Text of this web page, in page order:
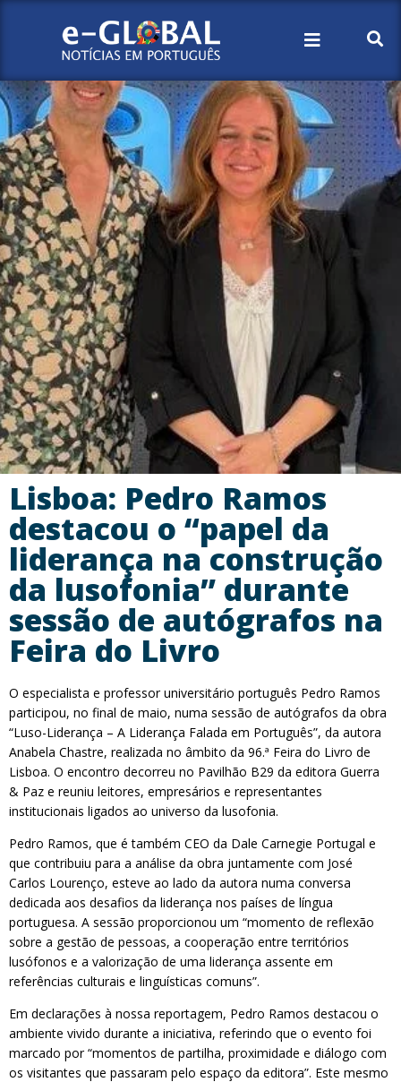
Lisboa: Pedro Ramos
destacou o “papel da
liderança na construção
da lusofonia” durante
sessão de autógrafos na
Feira do Livro
O especialista e professor universitário português Pedro Ramos
participou, no final de maio, numa sessão de autógrafos da obra
“Luso-Liderança – A Liderança Falada em Português”, da autora
Anabela Chastre, realizada no âmbito da 96.ª Feira do Livro de
Lisboa. O encontro decorreu no Pavilhão B29 da editora Guerra
& Paz e reuniu leitores, empresários e representantes
institucionais ligados ao universo da lusofonia.
Pedro Ramos, que é também CEO da Dale Carnegie Portugal e
que contribuiu para a análise da obra juntamente com José
Carlos Lourenço, esteve ao lado da autora numa conversa
dedicada aos desafios da liderança nos países de língua
portuguesa. A sessão proporcionou um “momento de reflexão
sobre a gestão de pessoas, a cooperação entre territórios
lusófonos e a valorização de uma liderança assente em
referências culturais e linguísticas comuns”.
Em declarações à nossa reportagem, Pedro Ramos destacou o
ambiente vivido durante a iniciativa, referindo que o evento foi
marcado por “momentos de partilha, proximidade e diálogo com
os visitantes que passaram pelo espaço da editora”. Este mesmo